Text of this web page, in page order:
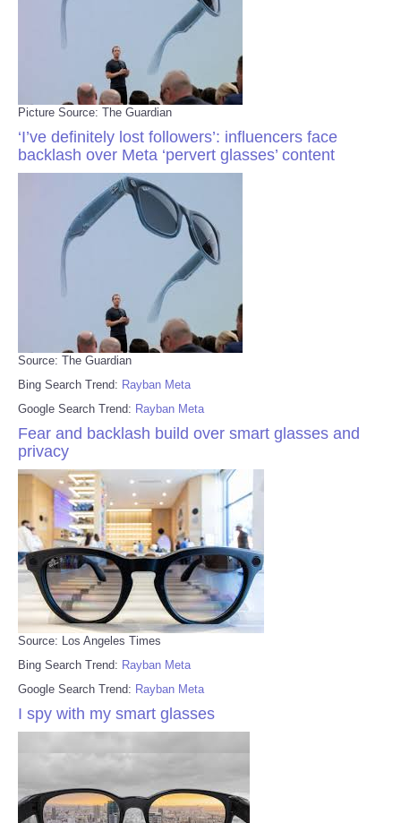
Picture Source: The Guardian
‘I’ve definitely lost followers’: influencers face
backlash over Meta ‘pervert glasses’ content
Source: The Guardian
Bing Search Trend: Rayban Meta
Google Search Trend: Rayban Meta
Fear and backlash build over smart glasses and
privacy
Source: Los Angeles Times
Bing Search Trend: Rayban Meta
Google Search Trend: Rayban Meta
I spy with my smart glasses